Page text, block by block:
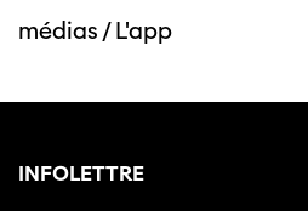
médias /L'app
INFOLETTRE